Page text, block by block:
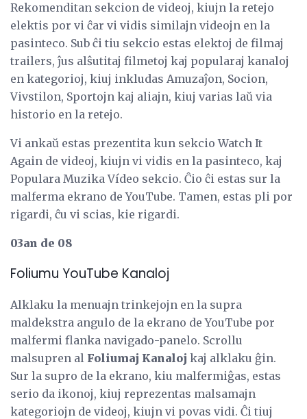
Rekomenditan sekcion de videoj, kiujn la retejo
elektis por vi ĉar vi vidis similajn videojn en la
pasinteco. Sub ĉi tiu sekcio estas elektoj de filmaj
trailers, ĵus alŝutitaj filmetoj kaj popularaj kanaloj
en kategorioj, kiuj inkludas Amuzaĵon, Socion,
Vivstilon, Sportojn kaj aliajn, kiuj varias laŭ via
historio en la retejo.
Vi ankaŭ estas prezentita kun sekcio Watch It
Again de videoj, kiujn vi vidis en la pasinteco, kaj
Populara Muzika Vídeo sekcio. Ĉio ĉi estas sur la
malferma ekrano de YouTube. Tamen, estas pli por
rigardi, ĉu vi scias, kie rigardi.
03an de 08
Foliumu YouTube Kanaloj
Alklaku la menuajn trinkejojn en la supra
maldekstra angulo de la ekrano de YouTube por
malfermi flanka navigado-panelo. Scrollu
malsupren al Foliumaj Kanaloj kaj alklaku ĝin.
Sur la supro de la ekrano, kiu malfermiĝas, estas
serio da ikonoj, kiuj reprezentas malsamajn
kategoriojn de videoj, kiujn vi povas vidi. Ĉi tiuj